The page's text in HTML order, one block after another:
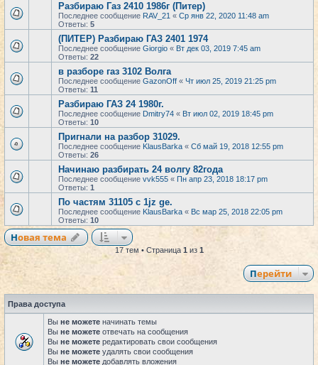
Разбираю Газ 2410 1986г (Питер)
Последнее сообщение RAV_21 « Ср янв 22, 2020 11:48 am
Ответы: 5
(ПИТЕР) Разбираю ГАЗ 2401 1974
Последнее сообщение Giorgio « Вт дек 03, 2019 7:45 am
Ответы: 22
в разборе газ 3102 Волга
Последнее сообщение GazonOff « Чт июл 25, 2019 21:25 pm
Ответы: 11
Разбираю ГАЗ 24 1980г.
Последнее сообщение Dmitry74 « Вт июл 02, 2019 18:45 pm
Ответы: 10
Пригнали на разбор 31029.
Последнее сообщение KlausBarka « Сб май 19, 2018 12:55 pm
Ответы: 26
Начинаю разбирать 24 волгу 82года
Последнее сообщение vvk555 « Пн апр 23, 2018 18:17 pm
Ответы: 1
По частям 31105 с 1jz ge.
Последнее сообщение KlausBarka « Вс мар 25, 2018 22:05 pm
Ответы: 10
Новая тема
17 тем • Страница 1из 1
Перейти
Права доступа
Вы не можете начинать темы
Вы не можете отвечать на сообщения
Вы не можете редактировать свои сообщения
Вы не можете удалять свои сообщения
Вы не можете добавлять вложения